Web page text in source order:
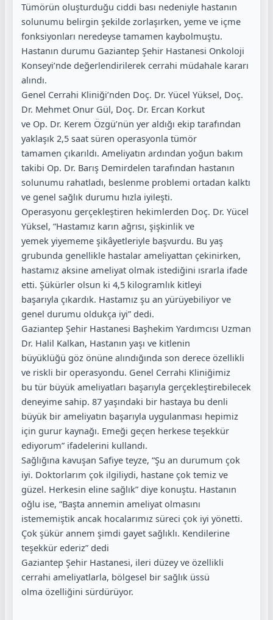
Tümörün oluşturduğu ciddi bası nedeniyle hastanın
solunumu belirgin şekilde zorlaşırken, yeme ve içme
fonksiyonları neredeyse tamamen kaybolmuştu.
Hastanın durumu Gaziantep Şehir Hastanesi Onkoloji
Konseyi’nde değerlendirilerek cerrahi müdahale kararı
alındı.
Genel Cerrahi Kliniği’nden Doç. Dr. Yücel Yüksel, Doç.
Dr. Mehmet Onur Gül, Doç. Dr. Ercan Korkut
ve Op. Dr. Kerem Özgü’nün yer aldığı ekip tarafından
yaklaşık 2,5 saat süren operasyonla tümör
tamamen çıkarıldı. Ameliyatın ardından yoğun bakım
takibi Op. Dr. Barış Demirdelen tarafından hastanın
solunumu rahatladı, beslenme problemi ortadan kalktı
ve genel sağlık durumu hızla iyileşti.
Operasyonu gerçekleştiren hekimlerden Doç. Dr. Yücel
Yüksel, “Hastamız karın ağrısı, şişkinlik ve
yemek yiyememe şikâyetleriyle başvurdu. Bu yaş
grubunda genellikle hastalar ameliyattan çekinirken,
hastamız aksine ameliyat olmak istediğini ısrarla ifade
etti. Şükürler olsun ki 4,5 kilogramlık kitleyi
başarıyla çıkardık. Hastamız şu an yürüyebiliyor ve
genel durumu oldukça iyi” dedi.
Gaziantep Şehir Hastanesi Başhekim Yardımcısı Uzman
Dr. Halil Kalkan, Hastanın yaşı ve kitlenin
büyüklüğü göz önüne alındığında son derece özellikli
ve riskli bir operasyondu. Genel Cerrahi Kliniğimiz
bu tür büyük ameliyatları başarıyla gerçekleştirebilecek
deneyime sahip. 87 yaşındaki bir hastaya bu denli
büyük bir ameliyatın başarıyla uygulanması hepimiz
için gurur kaynağı. Emeği geçen herkese teşekkür
ediyorum” ifadelerini kullandı.
Sağlığına kavuşan Safiye teyze, “Şu an durumum çok
iyi. Doktorlarım çok ilgiliydi, hastane çok temiz ve
güzel. Herkesin eline sağlık” diye konuştu. Hastanın
oğlu ise, “Başta annemin ameliyat olmasını
istememiştik ancak hocalarımız süreci çok iyi yönetti.
Çok şükür annem şimdi gayet sağlıklı. Kendilerine
teşekkür ederiz” dedi
Gaziantep Şehir Hastanesi, ileri düzey ve özellikli
cerrahi ameliyatlarla, bölgesel bir sağlık üssü
olma özelliğini sürdürüyor.